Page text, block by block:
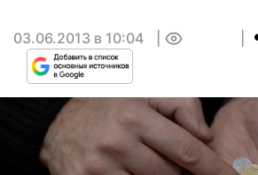
03.06.2013 в 10:04